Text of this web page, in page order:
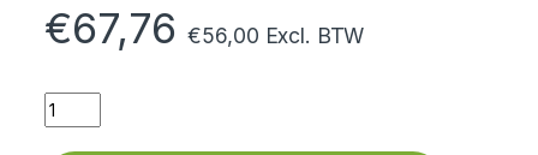
€67,76 €56,00 Excl. BTW
Quantity